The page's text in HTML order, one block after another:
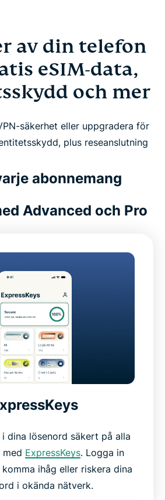
av din telefon
eSIM-data,
och mer
säkerhet eller uppgradera för
plus reseanslutning
abonnemang
Advanced och Pro
dina lösenord säkert på alla
med ExpressKeys. Logga in
ihåg eller riskera dina
i okända nätverk.